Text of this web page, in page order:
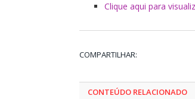
Clique aqui para
COMPARTILHAR:
CONTEÚDO RELACIONADO